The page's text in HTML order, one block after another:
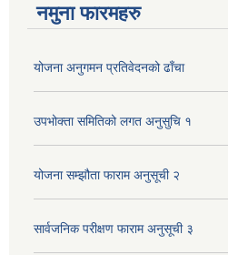
नमुना फारमहरु
योजना अनुगमन प्रतिवेदनको ढाँचा
उपभोक्ता समितिको लगत अनुसुचि १
योजना सम्झौता फाराम अनुसूची २
सार्वजनिक परीक्षण फाराम अनुसूची ३